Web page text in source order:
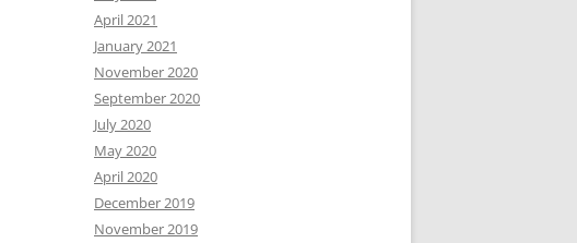
April 2021
January 2021
November 2020
September 2020
July 2020
May 2020
April 2020
December 2019
November 2019